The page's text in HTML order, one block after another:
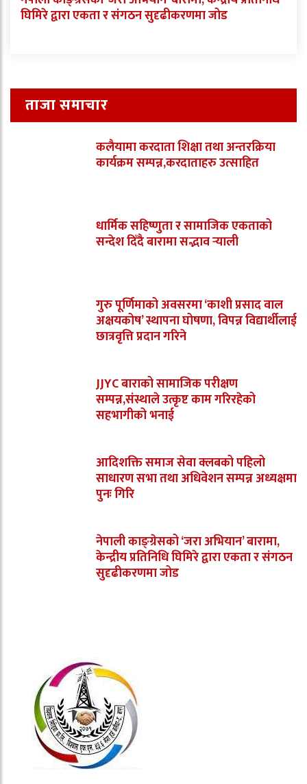
घिमिरे द्वारा एकता र संगठन सुदृढीकरणमा जोड
ताजा समाचार
कलैयामा करदाता शिक्षा तथा अन्तरक्रिया
कार्यक्रम सम्पन्न,करदाताहरु उत्साहित
धार्मिक सहिष्णुता र सामाजिक एकताको
सन्देश दिँदै बारामा सद्भाव र्‍याली
गुरु पूर्णिमाको अवसरमा ‘काशी प्रसाद वाल
अक्षयकोष’ स्थापना घोषणा, विपन्न विद्यार्थीलाई
छात्रवृत्ति प्रदान गरिने
JJYC बाराको सामाजिक परीक्षण
सम्पन्न,संस्थाले उत्कृष्ट काम गरिरहेको
सहभागीको भनाई
आदिशक्ति समाज सेवा क्लबको पहिलो
साधारण सभा तथा अधिवेशन सम्पन्न अध्यक्षमा
पुनः गिरि
नेपाली काङ्ग्रेसको ‘जरा अभियान’ बारामा,
केन्द्रीय प्रतिनिधि घिमिरे द्वारा एकता र संगठन
सुदृढीकरणमा जोड